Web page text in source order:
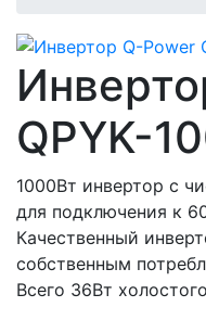
QPYK-
1000Вт инвертор с
для подключения к
Качественный
собственным
Всего 36Вт